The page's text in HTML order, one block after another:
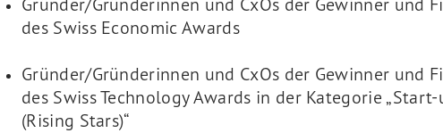
des Swiss Economic Awards
Gründer/Gründerinnen und CxOs der Gewinner und
des Swiss Technology Awards in der Kategorie „Start-
(Rising Stars)“